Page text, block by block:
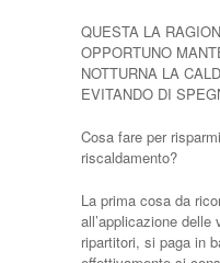
QUESTA LA
OPPORTUNO
NOTTURNA LA
EVITANDO DI
Cosa fare per
riscaldamento?
La prima cosa da
all’applicazione
ripartitori, si paga in